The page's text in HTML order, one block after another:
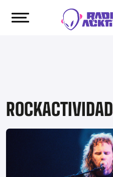
ROCKACTIVIDAD